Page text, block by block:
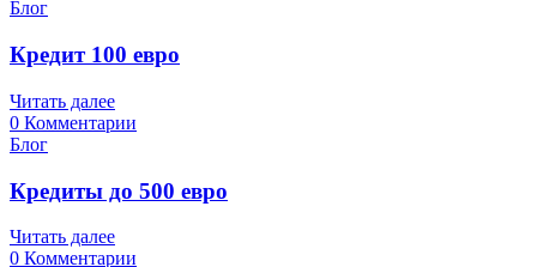
Блог
Кредит 100 евро
Читать далее
0 Комментарии
Блог
Кредиты до 500 евро
Читать далее
0 Комментарии